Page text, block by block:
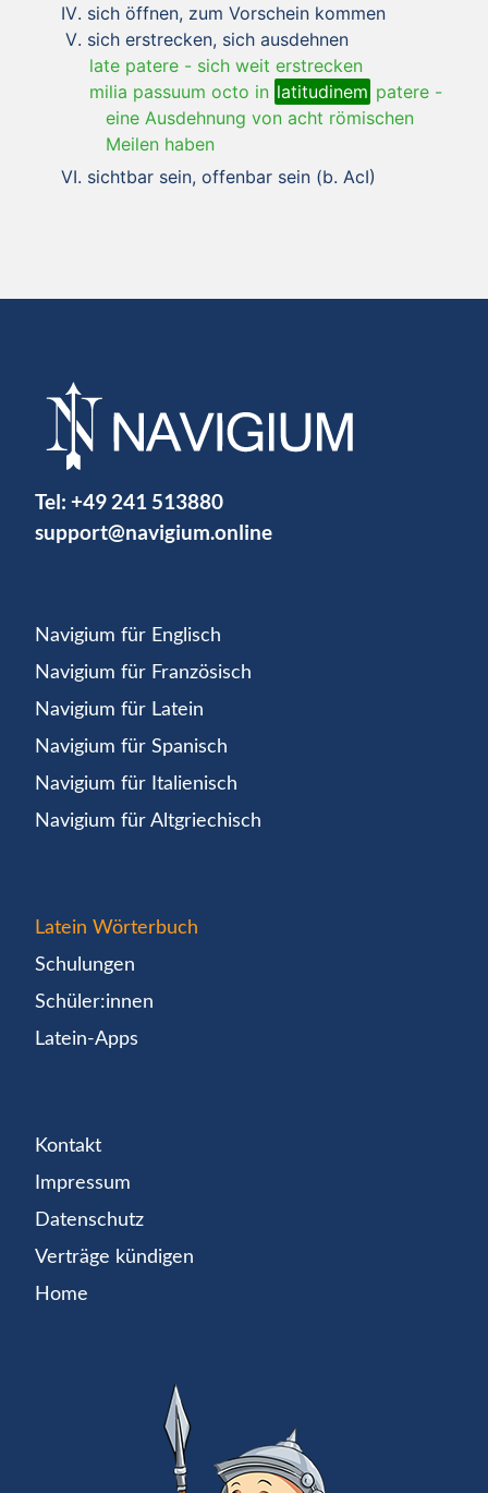
sich öffnen, zum Vorschein kommen
sich erstrecken, sich ausdehnen
late patere - sich weit erstrecken
milia passuum octo in latitudinem patere -
eine Ausdehnung von acht römischen
Meilen haben
sichtbar sein, offenbar sein (b. AcI)
Tel: +49 241 513880
support@navigium.online
Navigium für Englisch
Navigium für Französisch
Navigium für Latein
Navigium für Spanisch
Navigium für Italienisch
Navigium für Altgriechisch
Latein Wörterbuch
Schulungen
Schüler:innen
Latein-Apps
Kontakt
Impressum
Datenschutz
Verträge kündigen
Home